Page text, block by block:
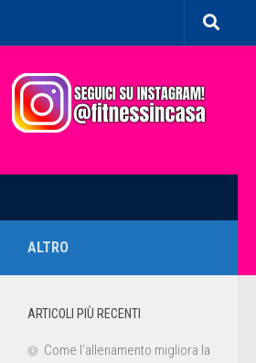
ALTRO
ARTICOLI PIÙ RECENTI
Come l’allenamento migliora la